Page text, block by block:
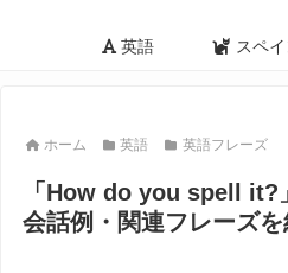
英語 スペ
ホーム 英語 英語フレーズ
「How do you spell it?
会話例・関連フレーズ